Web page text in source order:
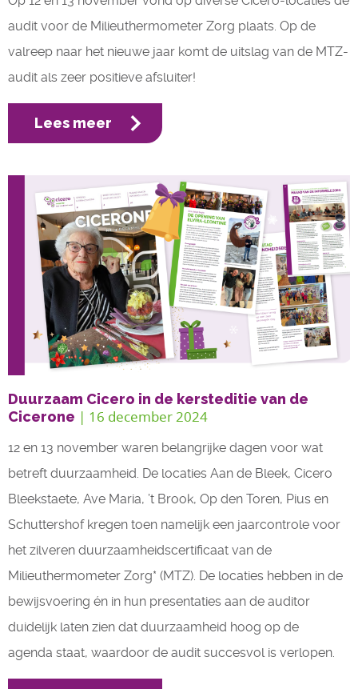
audit voor de Milieuthermometer Zorg plaats. Op de
valreep naar het nieuwe jaar komt de uitslag van de MTZ-
audit als zeer positieve afsluiter!
Lees meer
Duurzaam Cicero in de kersteditie van de
Cicerone | 16 december 2024
12 en 13 november waren belangrijke dagen voor wat
betreft duurzaamheid. De locaties Aan de Bleek, Cicero
Bleekstaete, Ave Maria, ’t Brook, Op den Toren, Pius en
Schuttershof kregen toen namelijk een jaarcontrole voor
het zilveren duurzaamheidscertificaat van de
Milieuthermometer Zorg* (MTZ). De locaties hebben in de
bewijsvoering én in hun presentaties aan de auditor
duidelijk laten zien dat duurzaamheid hoog op de
agenda staat, waardoor de audit succesvol is verlopen.